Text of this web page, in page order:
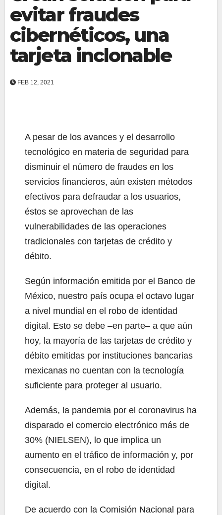
evitar fraudes
cibernéticos, una
tarjeta inclonable
FEB 12, 2021
A pesar de los avances y el desarrollo
tecnológico en materia de seguridad para
disminuir el número de fraudes en los
servicios financieros, aún existen métodos
efectivos para defraudar a los usuarios,
éstos se aprovechan de las
vulnerabilidades de las operaciones
tradicionales con tarjetas de crédito y
débito.
Según información emitida por el Banco de
México, nuestro país ocupa el octavo lugar
a nivel mundial en el robo de identidad
digital. Esto se debe –en parte– a que aún
hoy, la mayoría de las tarjetas de crédito y
débito emitidas por instituciones bancarias
mexicanas no cuentan con la tecnología
suficiente para proteger al usuario.
Además, la pandemia por el coronavirus ha
disparado el comercio electrónico más de
30% (NIELSEN), lo que implica un
aumento en el tráfico de información y, por
consecuencia, en el robo de identidad
digital.
De acuerdo con la Comisión Nacional para